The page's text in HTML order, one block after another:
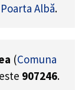
Albă.
(Comuna
907246.